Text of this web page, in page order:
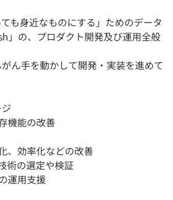
ても身近なものにする」ためのデータ
」の、プロダクト開発及び運用全般
ん手を動かして開発・実装を進めて
機能の改善
、効率化などの改善
術の選定や検証
運用支援